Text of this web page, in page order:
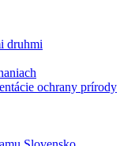
druhmi
ochrany prírody